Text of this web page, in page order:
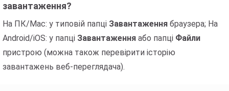
завантаження?
На ПК/Mac: у типовій папці Завантаження браузера; На
Android/iOS: у папці Завантаження або папці Файли
пристрою (можна також перевірити історію
завантажень веб-переглядача).